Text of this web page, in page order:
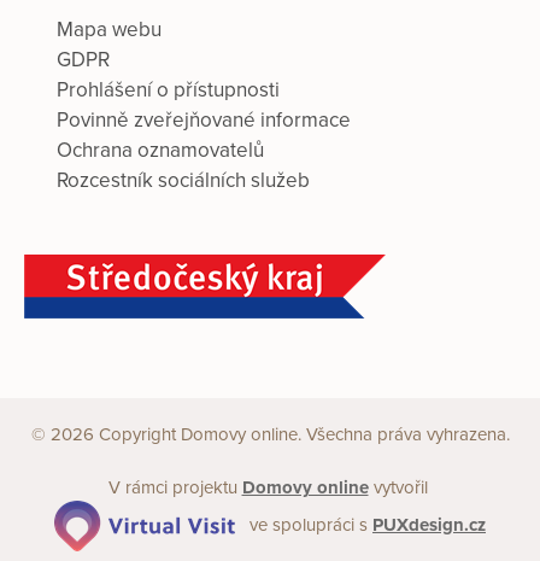
Mapa webu
GDPR
Prohlášení o přístupnosti
Povinně zveřejňované informace
Ochrana oznamovatelů
Rozcestník sociálních služeb
© 2026 Copyright Domovy online. Všechna práva vyhrazena.
V rámci projektu Domovy onlinevytvořil
ve spolupráci s PUXdesign.cz